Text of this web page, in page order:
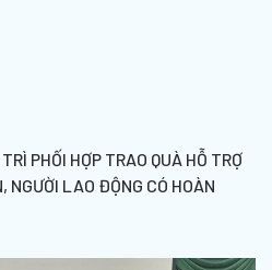
PHỐI HỢP TRAO QUÀ HỖ TRỢ
LAO ĐỘNG CÓ HOÀN